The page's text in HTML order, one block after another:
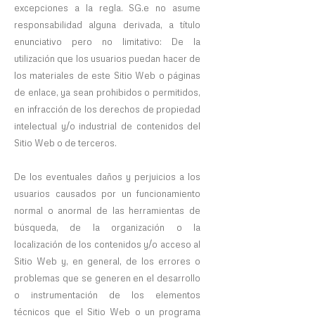
excepciones a la regla. SG.e no asume
responsabilidad alguna derivada, a título
enunciativo pero no limitativo: De la
utilización que los usuarios puedan hacer de
los materiales de este Sitio Web o páginas
de enlace, ya sean prohibidos o permitidos,
en infracción de los derechos de propiedad
intelectual y/o industrial de contenidos del
Sitio Web o de terceros.
De los eventuales daños y perjuicios a los
usuarios causados por un funcionamiento
normal o anormal de las herramientas de
búsqueda, de la organización o la
localización de los contenidos y/o acceso al
Sitio Web y, en general, de los errores o
problemas que se generen en el desarrollo
o instrumentación de los elementos
técnicos que el Sitio Web o un programa